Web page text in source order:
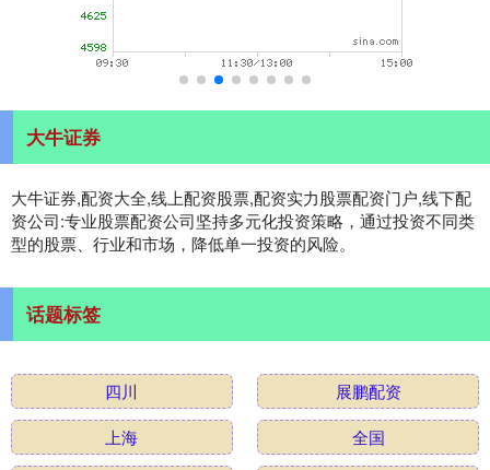
大牛证券
大牛证券,配资大全,线上配资股票,配资实力股票配资门户,线下配
资公司:专业股票配资公司坚持多元化投资策略，通过投资不同类
型的股票、行业和市场，降低单一投资的风险。
话题标签
四川
展鹏配资
上海
全国